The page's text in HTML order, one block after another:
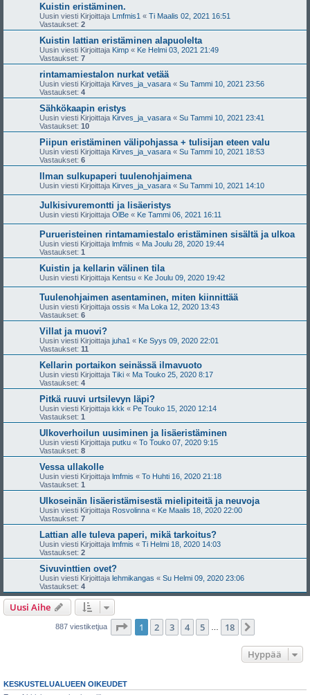
Kuistin eristäminen.
Uusin viesti Kirjoittaja Lmfmis1 « Ti Maalis 02, 2021 16:51
Vastaukset: 2
Kuistin lattian eristäminen alapuolelta
Uusin viesti Kirjoittaja Kimp « Ke Helmi 03, 2021 21:49
Vastaukset: 7
rintamamiestalon nurkat vetää
Uusin viesti Kirjoittaja Kirves_ja_vasara « Su Tammi 10, 2021 23:56
Vastaukset: 4
Sähkökaapin eristys
Uusin viesti Kirjoittaja Kirves_ja_vasara « Su Tammi 10, 2021 23:41
Vastaukset: 10
Piipun eristäminen välipohjassa + tulisijan eteen valu
Uusin viesti Kirjoittaja Kirves_ja_vasara « Su Tammi 10, 2021 18:53
Vastaukset: 6
Ilman sulkupaperi tuulenohjaimena
Uusin viesti Kirjoittaja Kirves_ja_vasara « Su Tammi 10, 2021 14:10
Julkisivuremontti ja lisäeristys
Uusin viesti Kirjoittaja OlBe « Ke Tammi 06, 2021 16:11
Purueristeinen rintamamiestalo eristäminen sisältä ja ulkoa
Uusin viesti Kirjoittaja lmfmis « Ma Joulu 28, 2020 19:44
Vastaukset: 1
Kuistin ja kellarin välinen tila
Uusin viesti Kirjoittaja Kentsu « Ke Joulu 09, 2020 19:42
Tuulenohjaimen asentaminen, miten kiinnittää
Uusin viesti Kirjoittaja ossis « Ma Loka 12, 2020 13:43
Vastaukset: 6
Villat ja muovi?
Uusin viesti Kirjoittaja juha1 « Ke Syys 09, 2020 22:01
Vastaukset: 11
Kellarin portaikon seinässä ilmavuoto
Uusin viesti Kirjoittaja Tiki « Ma Touko 25, 2020 8:17
Vastaukset: 4
Pitkä ruuvi urtsilevyn läpi?
Uusin viesti Kirjoittaja kkk « Pe Touko 15, 2020 12:14
Vastaukset: 1
Ulkoverhoilun uusiminen ja lisäeristäminen
Uusin viesti Kirjoittaja putku « To Touko 07, 2020 9:15
Vastaukset: 8
Vessa ullakolle
Uusin viesti Kirjoittaja lmfmis « To Huhti 16, 2020 21:18
Vastaukset: 1
Ulkoseinän lisäeristämisestä mielipiteitä ja neuvoja
Uusin viesti Kirjoittaja Rosvolinna « Ke Maalis 18, 2020 22:00
Vastaukset: 7
Lattian alle tuleva paperi, mikä tarkoitus?
Uusin viesti Kirjoittaja lmfmis « Ti Helmi 18, 2020 14:03
Vastaukset: 2
Sivuvinttien ovet?
Uusin viesti Kirjoittaja lehmikangas « Su Helmi 09, 2020 23:06
Vastaukset: 4
Uusi Aihe
887 viestiketjua Sivu /18
1 2 3 4 5 18
Hyppää
KESKUSTELUALUEEN OIKEUDET